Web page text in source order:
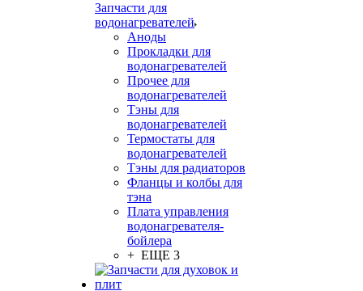
Запчасти для
водонагревателей
Аноды
Прокладки для
водонагревателей
Прочее для
водонагревателей
Тэны для
водонагревателей
Термостаты для
водонагревателей
Тэны для радиаторов
Фланцы и колбы для
тэна
Плата управления
водонагревателя-
бойлера
+ ЕЩЕ 3